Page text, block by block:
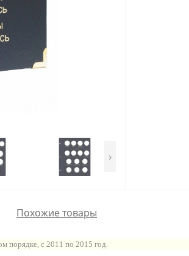
›
Похожие товары
порядке, с 2011 по 2015 год.